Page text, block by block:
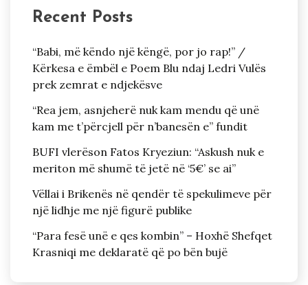
Recent Posts
“Babi, më këndo një këngë, por jo rap!” /
Kërkesa e ëmbël e Poem Blu ndaj Ledri Vulës
prek zemrat e ndjekësve
“Rea jem, asnjeherë nuk kam mendu që unë
kam me t’përcjell për n’banesën e” fundit
BUFI vlerëson Fatos Kryeziun: “Askush nuk e
meriton më shumë të jetë në ‘5€’ se ai”
Vëllai i Brikenës në qendër të spekulimeve për
një lidhje me një figurë publike
“Para fesë unë e qes kombin” – Hoxhë Shefqet
Krasniqi me deklaratë që po bën bujë